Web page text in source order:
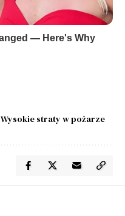
Wysokie straty w pożarze